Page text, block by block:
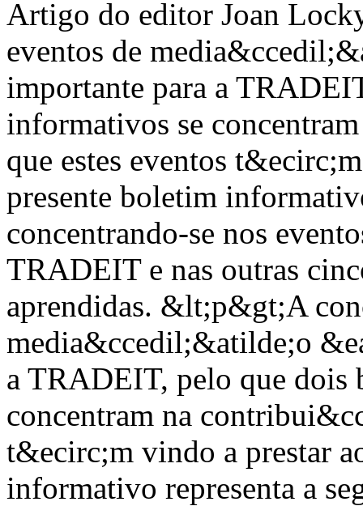
Artigo do editor Joan
eventos de
importante para a
informativos se
que estes eventos
presente boletim
concentrando-se nos
TRADEIT e nas outras
aprendidas. &lt;p&gt;A
media&ccedil;&atilde;o
a TRADEIT, pelo que dois
concentram na
t&ecirc;m vindo a prestar
informativo representa a